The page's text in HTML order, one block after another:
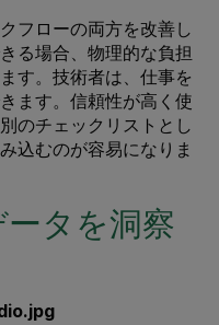
フローの両方を改善し
る場合、物理的な負担
す。技術者は、仕事を
ます。信頼性が高く使
のチェックリストとし
込むのが容易になりま
タを洞察